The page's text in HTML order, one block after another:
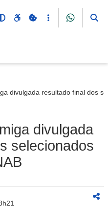
divulgada resultado final dos
divulgada
selecionados